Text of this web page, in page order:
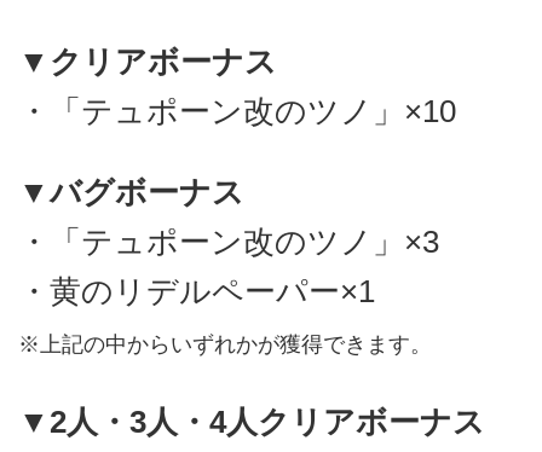
▼クリアボーナス
・「テュポーン改のツノ」×10
▼バグボーナス
・「テュポーン改のツノ」×3
・黄のリデルペーパー×1
※上記の中からいずれかが獲得できます。
▼2人・3人・4人クリアボーナス